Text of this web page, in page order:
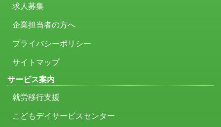
求人募集
企業担当者の方へ
プライバシーポリシー
サイトマップ
サービス案内
就労移行支援
こどもデイサービスセンター